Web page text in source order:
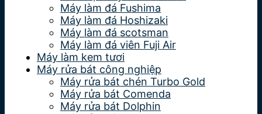
Máy làm đá Fushima
Máy làm đá Hoshizaki
Máy làm đá scotsman
Máy làm đá viên Fuji Air
Máy làm kem tươi
Máy rửa bát công nghiệp
Máy rửa bát chén Turbo Gold
Máy rửa bát Comenda
Máy rửa bát Dolphin